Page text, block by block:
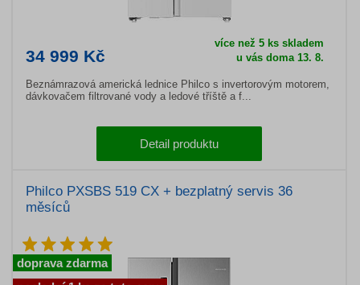
34 999 Kč
více než 5 ks skladem
u vás doma 13. 8.
Beznámrazová americká lednice Philco s invertorovým motorem,
dávkovačem filtrované vody a ledové tříště a f...
Detail produktu
Philco PXSBS 519 CX + bezplatný servis 36
měsíců
doprava zdarma